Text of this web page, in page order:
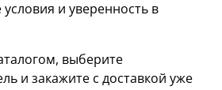
и уверенность в
выберите
и закажите с доставкой уже